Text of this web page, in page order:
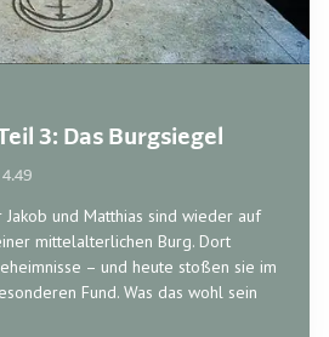
3: Das Burgsiegel
4.49
und Matthias sind wieder auf
mittelalterlichen Burg. Dort
– und heute stoßen sie im
Fund. Was das wohl sein